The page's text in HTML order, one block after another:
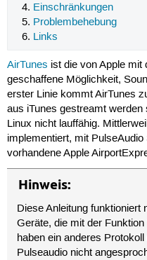
Einschränkungen
Problembehebung
Links
AirTunes ist die von Apple mit
geschaffene Möglichkeit,
erster Linie kommt AirTunes
aus iTunes gestreamt werden
Linux nicht lauffähig.
implementiert, mit
vorhandene Apple
Hinweis:
Diese Anleitung funktioniert
Geräte, die mit der
haben ein anderes
Pulseaudio nicht